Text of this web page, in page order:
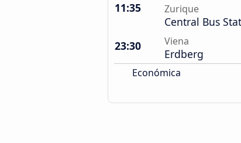
11:35 Zurique
Central Bus
23:30
Viena
Erdberg
Económica